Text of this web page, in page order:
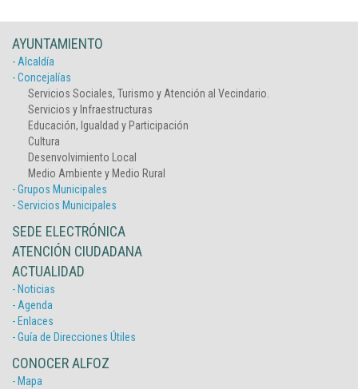
AYUNTAMIENTO
- Alcaldía
- Concejalías
Servicios Sociales, Turismo y Atención al Vecindario.
Servicios y Infraestructuras
Educación, Igualdad y Participación
Cultura
Desenvolvimiento Local
Medio Ambiente y Medio Rural
- Grupos Municipales
- Servicios Municipales
SEDE ELECTRÓNICA
ATENCIÓN CIUDADANA
ACTUALIDAD
- Noticias
- Agenda
- Enlaces
- Guía de Direcciones Útiles
CONOCER ALFOZ
- Mapa